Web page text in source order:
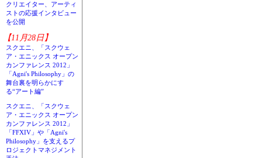
クリエイター、アーティ
ストの応援インタビュー
を公開
【11月28日】
スクエニ、「スクウェ
ア・エニックス オープン
カンファレンス 2012」
「Agni's Philosophy」の
舞台裏を明らかにす
る“アート編”
スクエニ、「スクウェ
ア・エニックス オープン
カンファレンス 2012」
「FFXIV」や「Agni's
Philosophy」を支えるプ
ロジェクトマネジメント